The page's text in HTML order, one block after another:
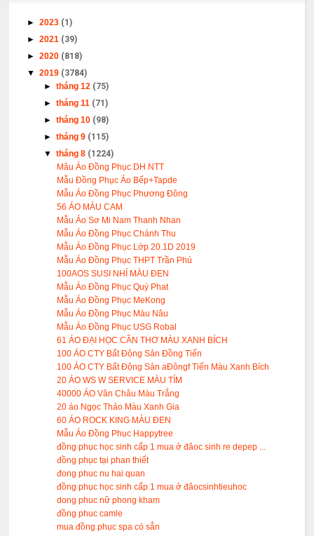
►2023 (1)
►2021 (39)
►2020 (818)
▼2019 (3784)
►tháng 12 (75)
►tháng 11 (71)
►tháng 10 (98)
►tháng 9 (115)
▼tháng 8 (1224)
Mâu Áo Đồng Phục DH NTT
Mẫu Đồng Phục Áo Bếp+Tapde
Mẫu Áo Đồng Phục Phương Đông
56 ÁO MÀU CAM
Mẫu Áo Sơ Mi Nam Thanh Nhan
Mẫu Áo Đồng Phục Chánh Thu
Mẫu Áo Đồng Phục Lớp 20.1D 2019
Mẫu Áo Đồng Phục THPT Trần Phú
100AOS SUSI NHÍ MÀU ĐEN
Mẫu Áo Đồng Phục Quý Phat
Mẫu Áo Đồng Phục MeKong
Mẫu Áo Đồng Phục Màu Nâu
Mẫu Áo Đồng Phục USG Robal
61 ÁO ĐẠI HỌC CẦN THƠ MÀU XANH BÍCH
100 ÁO CTY Bất Động Sản Đồng Tiến
100 ÁO CTY Bất Động Sản aĐôngf Tiến Màu Xanh Bích
20 ÁO WS W SERVICE MÀU TÍM
40000 ÁO Vân Châu Màu Trắng
20 áo Ngọc Thảo Màu Xanh Gia
60 ÁO ROCK KING MÀU ĐEN
Mẫu Áo Đồng Phục Happytree
đồng phục học sinh cấp 1 mua ở đâoc sinh re depep ...
đồng phục tại phan thiết
đong phuc nu hai quan
đồng phục học sinh cấp 1 mua ở đâocsinhtieuhoc
dong phuc nữ phong kham
đồng phuc camle
mua đồng phục spa có sẳn